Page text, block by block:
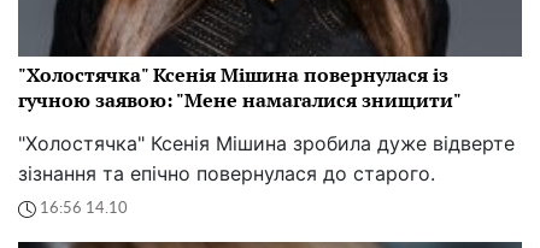
"Холостячка" Ксенія Мішина повернулася із
гучною заявою: "Мене намагалися знищити"
"Холостячка" Ксенія Мішина зробила дуже відверте
зізнання та епічно повернулася до старого.
16:56 14.10